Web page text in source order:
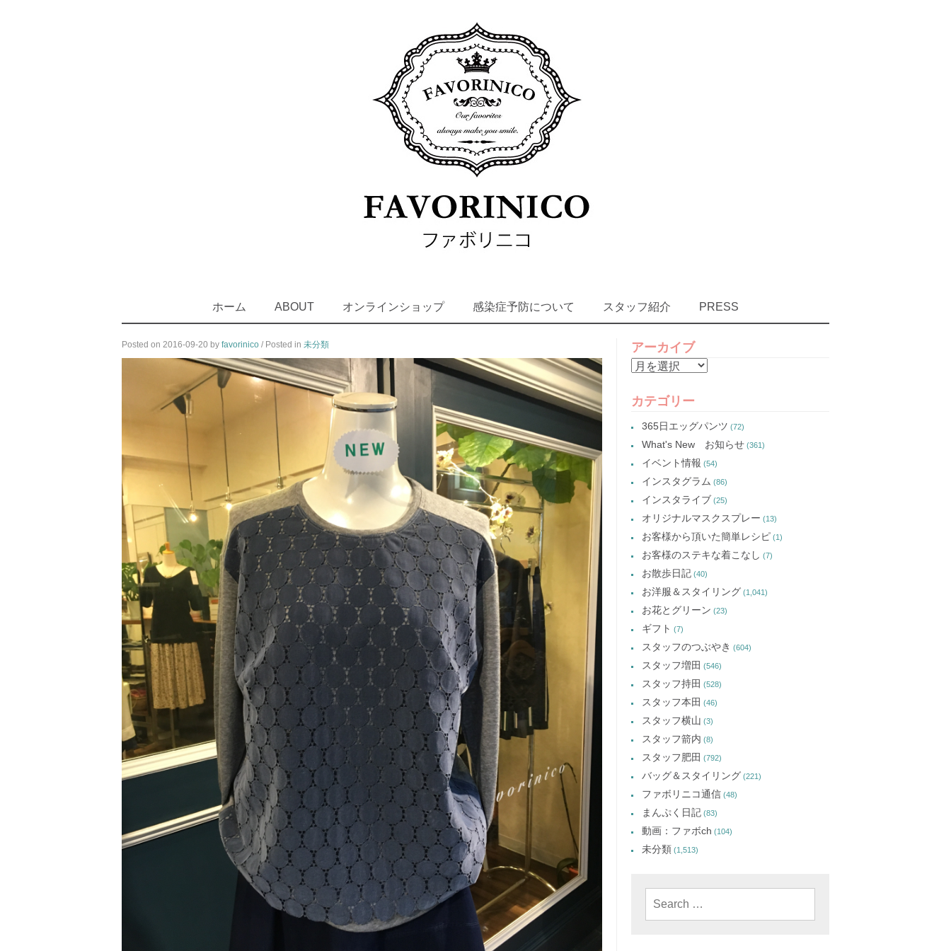
SKIP
TO
ホーム ABOUT オンラインショップ 感染症予防について スタッフ紹介 PRESS
Posted on 2016-09-20 by favorinico / Posted in 未分類 アーカイブ
ア
カ
カテゴリー
365日エッグパンツ (72)
What's New お知らせ (361)
イベント情報 (54)
インスタグラム (86)
インスタライブ (25)
オリジナルマスクスプレー (13)
お客様から頂いた簡単レシピ (1)
お客様のステキな着こなし (7)
お散歩日記 (40)
お洋服＆スタイリング (1,041)
お花とグリーン (23)
ギフト (7)
スタッフのつぶやき (604)
スタッフ増田 (546)
スタッフ持田 (528)
スタッフ本田 (46)
スタッフ横山 (3)
スタッフ箭内 (8)
スタッフ肥田 (792)
バッグ＆スタイリング (221)
ファボリニコ通信 (48)
まんぷく日記 (83)
動画：ファボch (104)
未分類 (1,513)